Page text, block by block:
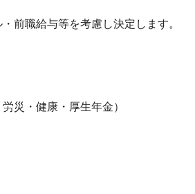
前職給与等を考慮し決定します。
災・健康・厚生年金）